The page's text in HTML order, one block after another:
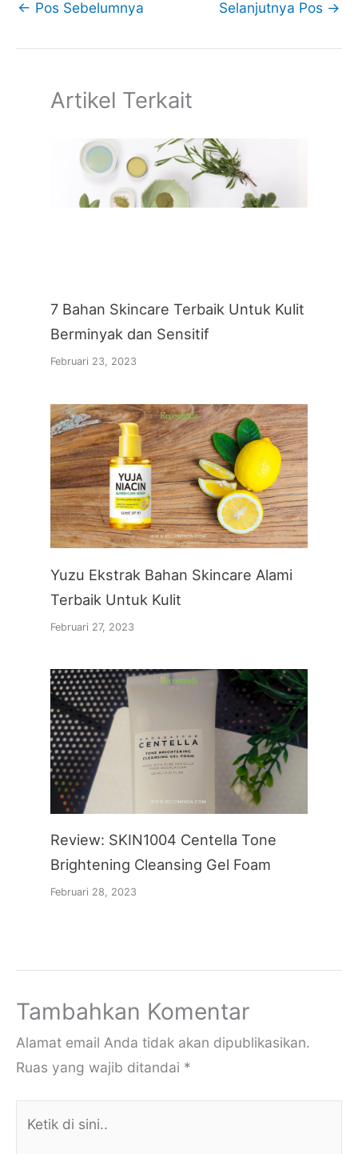
← Pos Sebelumnya Selanjutnya Pos →
Artikel Terkait
7 Bahan Skincare Terbaik Untuk Kulit
Berminyak dan Sensitif
Februari 23, 2023
Yuzu Ekstrak Bahan Skincare Alami
Terbaik Untuk Kulit
Februari 27, 2023
Review: SKIN1004 Centella Tone
Brightening Cleansing Gel Foam
Februari 28, 2023
Tambahkan Komentar
Alamat email Anda tidak akan dipublikasikan.
Ruas yang wajib ditandai *